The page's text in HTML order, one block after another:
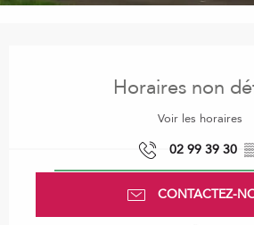
Horaires non
Voir les horaires
02 99 39 30
CONTACTEZ-